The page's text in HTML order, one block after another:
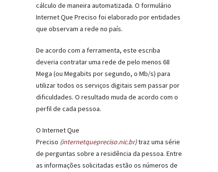
cálculo de maneira automatizada. O formulário
Internet Que Preciso foi elaborado por entidades
que observam a rede no país.
De acordo com a ferramenta, este escriba
deveria contratar uma rede de pelo menos 68
Mega (ou Megabits por segundo, o Mb/s) para
utilizar todos os serviços digitais sem passar por
dificuldades. O resultado muda de acordo com o
perfil de cada pessoa.
O Internet Que
Preciso (internetquepreciso.nic.br)traz uma série
de perguntas sobre a residência da pessoa. Entre
as informações solicitadas estão os números de